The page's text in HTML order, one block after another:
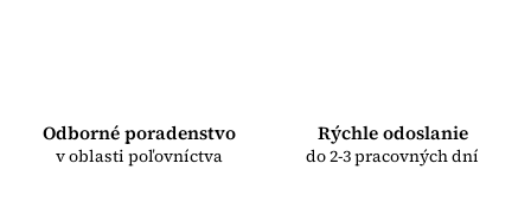
Odborné poradenstvo
v oblasti poľovníctva
Rýchle odoslanie
do 2-3 pracovných dní